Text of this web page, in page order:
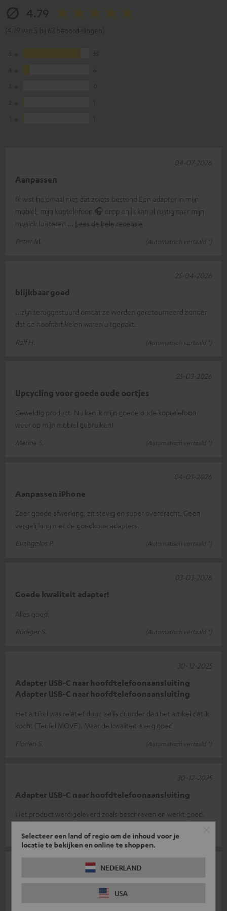
Selecteer een land of regio om de inhoud voor je
locatie te bekijken en online te shoppen.
NEDERLAND
USA
Aanpassen
Ik wist helemaal niet dat zoiets bestond Een adapter in mijn
mobiel, mijn koptelefoon 🎧 erop en ik kan al rustig naar mijn
musick luisteren
Lees de hele recensie
Peter M.
(Automatisch vertaald *)
04-07-2026
blijkbaar goed
...zijn teruggestuurd omdat ze werden geretourneerd zonder
dat de hoofdartikelen waren uitgepakt.
Ralf H.
(Automatisch vertaald *)
25-04-2026
Upcycling voor goede oude oortjes
Geweldig product. Nu kan ik mijn goede oude koptelefoon
weer op mijn mobiel gebruiken!
Marina S.
(Automatisch vertaald *)
25-03-2026
Aanpassen iPhone
Zeer goede afwerking, zit stevig en super overdracht. Geen
vergelijking met de goedkope adapters.
Evangelos P.
(Automatisch vertaald *)
04-03-2026
Goede kwaliteit adapter!
Alles goed.
Rüdiger S.
(Automatisch vertaald *)
03-03-2026
Adapter USB-C naar hoofdtelefoonaansluiting
Adapter USB-C naar hoofdtelefoonaansluiting
Het artikel was relatief duur, zelfs duurder dan het artikel dat ik
kocht (Teufel MOVE). Maar de kwaliteit is erg goed
Florian S.
(Automatisch vertaald *)
30-12-2025
Adapter USB-C naar hoofdtelefoonaansluiting
Het product werd geleverd zoals beschreven en werkt goed.
Peter R.
(Automatisch vertaald *)
30-12-2025